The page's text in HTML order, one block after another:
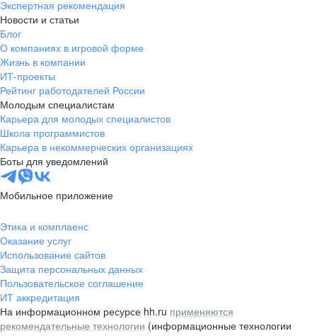
Экспертная рекомендация
Новости и статьи
Блог
О компаниях в игровой форме
Жизнь в компании
ИТ-проекты
Рейтинг работодателей России
Молодым специалистам
Карьера для молодых специалистов
Школа программистов
Карьера в некоммерческих организациях
Боты для уведомлений
Мобильное приложение
Этика и комплаенс
Оказание услуг
Использование сайтов
Защита персональных данных
Пользовательское соглашение
ИТ аккредитация
На информационном ресурсе hh.ru применяются
рекомендательные технологии (информационные технологии